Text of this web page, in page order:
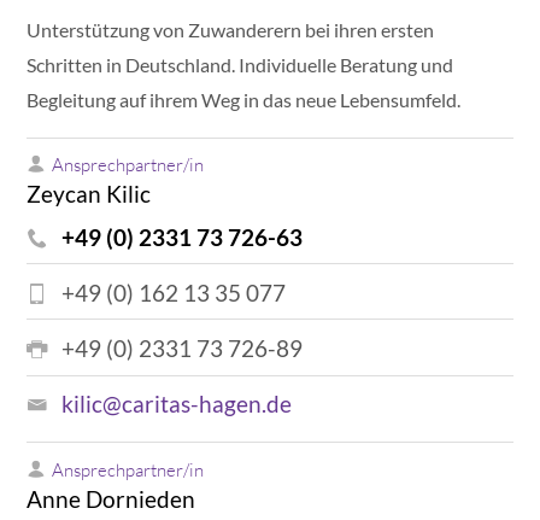
Unterstützung von Zuwanderern bei ihren ersten
Schritten in Deutschland. Individuelle Beratung und
Begleitung auf ihrem Weg in das neue Lebensumfeld.
Ansprechpartner/in
Zeycan Kilic
+49 (0) 2331 73 726-63
+49 (0) 162 13 35 077
+49 (0) 2331 73 726-89
kilic@caritas-hagen.de
Ansprechpartner/in
Anne Dornieden